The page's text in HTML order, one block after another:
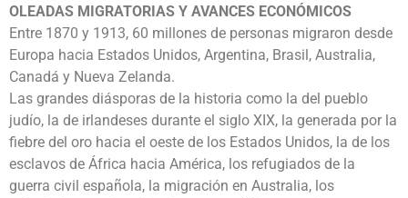
OLEADAS MIGRATORIAS Y AVANCES ECONÓMICOS
Entre 1870 y 1913, 60 millones de personas migraron desde
Europa hacia Estados Unidos, Argentina, Brasil, Australia,
Canadá y Nueva Zelanda.
Las grandes diásporas de la historia como la del pueblo
judío, la de irlandeses durante el siglo XIX, la generada por la
fiebre del oro hacia el oeste de los Estados Unidos, la de los
esclavos de África hacia América, los refugiados de la
guerra civil española, la migración en Australia, los